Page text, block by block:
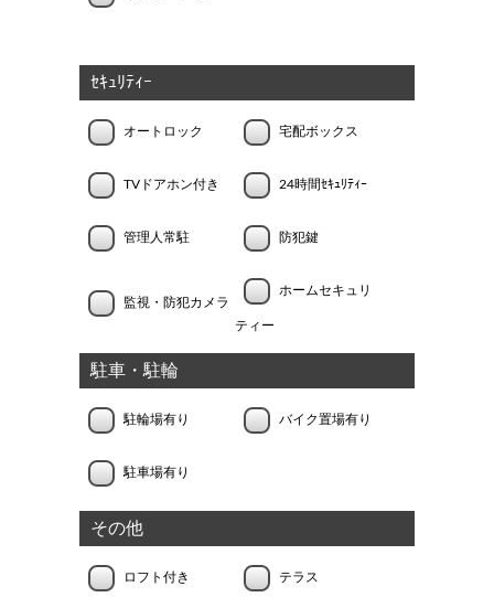
ｾｷｭﾘﾃｨｰ
オートロック 宅配ボックス
TVドアホン付き 24時間ｾｷｭﾘﾃｨｰ
管理人常駐 防犯鍵
監視・防犯カメラ
ホームセキュリ
ティー
駐車・駐輪
駐輪場有り バイク置場有り
駐車場有り
その他
ロフト付き テラス